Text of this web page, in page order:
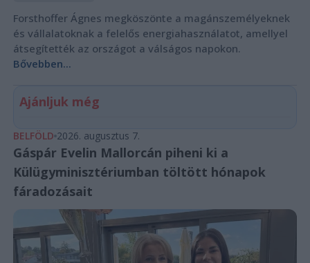
Forsthoffer Ágnes megköszönte a magánszemélyeknek
és vállalatoknak a felelős energiahasználatot, amellyel
átsegítették az országot a válságos napokon.
Bővebben...
Ajánljuk még
BELFÖLD 2026. augusztus 7.
Gáspár Evelin Mallorcán piheni ki a
Külügyminisztériumban töltött hónapok
fáradozásait